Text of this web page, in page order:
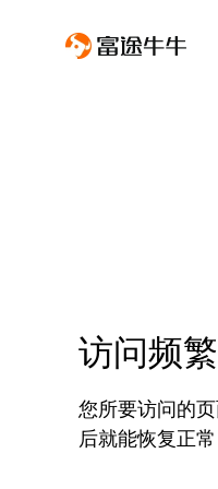
访问频
您所要访问的
后就能恢复正常